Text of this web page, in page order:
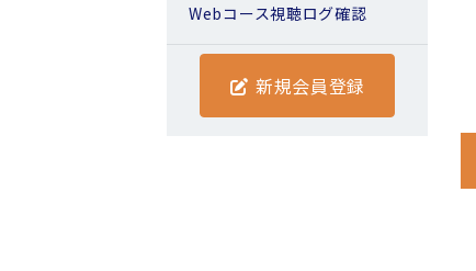
Webコース視聴ログ確認
新規会員登録